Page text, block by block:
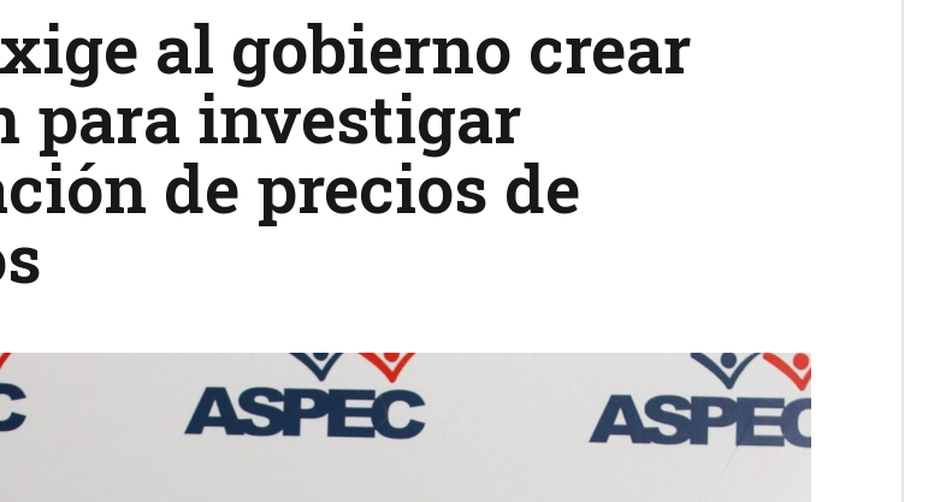
al gobierno crear
para investigar
de precios de